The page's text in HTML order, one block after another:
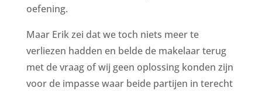
oefening.
Maar Erik zei dat we toch niets meer te
verliezen hadden en belde de makelaar terug
met de vraag of wij geen oplossing konden zijn
voor de impasse waar beide partijen in terecht